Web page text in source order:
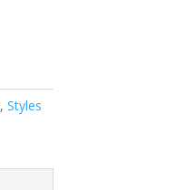
, Styles